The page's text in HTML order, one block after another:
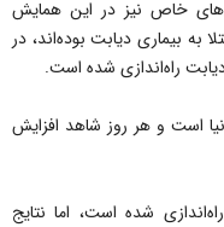
خاص نیز در این همایش
به بیماری دیابت بوده‌اند، در
است و هر روز شاهد افزایش
شده است، اما نتایج